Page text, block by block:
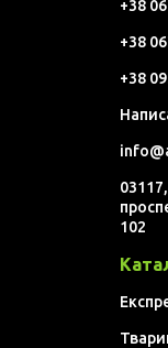
+38
+38
+38
102